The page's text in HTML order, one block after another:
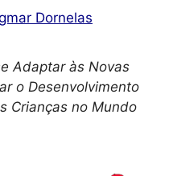
Dornelas
Adaptar às Novas
o Desenvolvimento
Crianças no Mundo